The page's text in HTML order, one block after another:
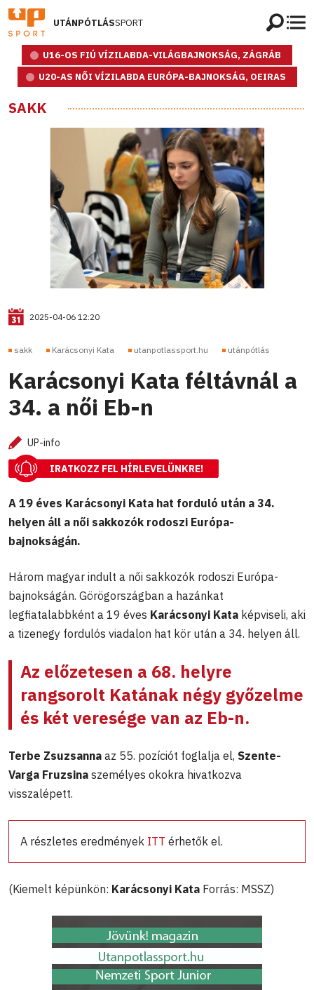
UTÁNPÓTLÁSSPORT
U16-OS FIÚ VÍZILABDA-VILÁGBAJNOKSÁG, ZÁGRÁB
U20-AS NŐI VÍZILABDA EURÓPA-BAJNOKSÁG, OEIRAS
SAKK
2025-04-06 12:20
sakk Karácsonyi Kata utanpotlassport.hu utánpótlás
Karácsonyi Kata féltávnál a
34. a női Eb-n
UP-info
IRATKOZZ FEL HÍRLEVELÜNKRE!
A 19 éves Karácsonyi Kata hat forduló után a 34.
helyen áll a női sakkozók rodoszi Európa-
bajnokságán.
Három magyar indult a női sakkozók rodoszi Európa-
bajnokságán. Görögországban a hazánkat
legfiatalabbként a 19 éves Karácsonyi Kata képviseli, aki
a tizenegy fordulós viadalon hat kör után a 34. helyen áll.
Az előzetesen a 68. helyre
rangsorolt Katának négy győzelme
és két veresége van az Eb-n.
Terbe Zsuzsanna az 55. pozíciót foglalja el, Szente-
Varga Fruzsina személyes okokra hivatkozva
visszalépett.
A részletes eredmények ITT érhetők el.
(Kiemelt képünkön: Karácsonyi Kata Forrás: MSSZ)